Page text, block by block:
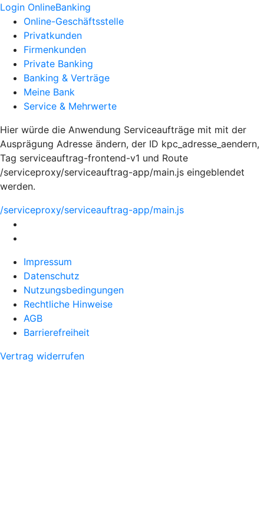
Login OnlineBanking
Online-Geschäftsstelle
Privatkunden
Firmenkunden
Private Banking
Banking & Verträge
Meine Bank
Service & Mehrwerte
Hier würde die Anwendung Serviceaufträge mit mit der
Ausprägung Adresse ändern, der ID kpc_adresse_aendern,
Tag serviceauftrag-frontend-v1 und Route
/serviceproxy/serviceauftrag-app/main.js eingeblendet
werden.
/serviceproxy/serviceauftrag-app/main.js
Impressum
Datenschutz
Nutzungsbedingungen
Rechtliche Hinweise
AGB
Barrierefreiheit
Vertrag widerrufen